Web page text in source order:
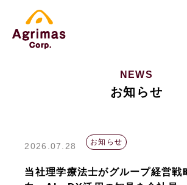
NEWS
お知らせ
2026.07.28 お知らせ
当社理学療法士がグループ経営戦